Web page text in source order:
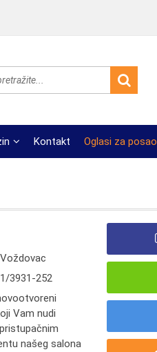
Kontakt Oglasi za posao
3931-252
Vam nudi
našeg salona